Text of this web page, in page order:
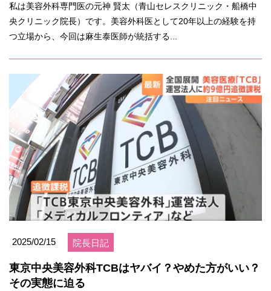
私は美容外科専門医の元神 賢太（青山セレスクリニック・船橋中
央クリニック院長）です。美容外科医として20年以上の経験を持
つ立場から、今回は麻生泰医師が統括する...
2025/02/15 院長日記
東京中央美容外科TCBはヤバイ？やめた方がいい？
その実態に迫る